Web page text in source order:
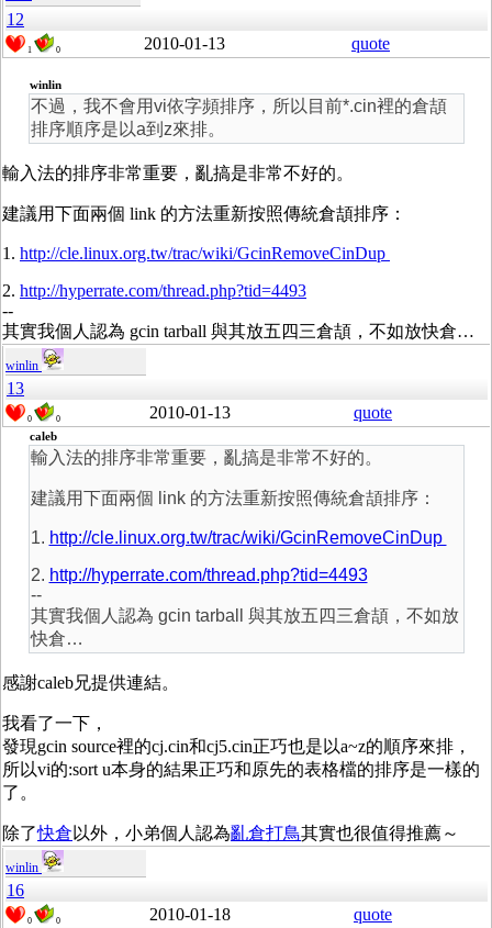
12
1 0 2010-01-13 quote
winlin
不過，我不會用vi依字頻排序，所以目前*.cin裡的倉頡
排序順序是以a到z來排。
輸入法的排序非常重要，亂搞是非常不好的。
建議用下面兩個 link 的方法重新按照傳統倉頡排序：
1. http://cle.linux.org.tw/trac/wiki/GcinRemoveCinDup
2. http://hyperrate.com/thread.php?tid=4493
--
其實我個人認為 gcin tarball 與其放五四三倉頡，不如放快倉…
winlin
13
0 0 2010-01-13 quote
caleb
輸入法的排序非常重要，亂搞是非常不好的。
建議用下面兩個 link 的方法重新按照傳統倉頡排序：
1. http://cle.linux.org.tw/trac/wiki/GcinRemoveCinDup
2. http://hyperrate.com/thread.php?tid=4493
--
其實我個人認為 gcin tarball 與其放五四三倉頡，不如放
快倉…
感謝caleb兄提供連結。
我看了一下，
發現gcin source裡的cj.cin和cj5.cin正巧也是以a~z的順序來排，
所以vi的:sort u本身的結果正巧和原先的表格檔的排序是一樣的
了。
除了快倉以外，小弟個人認為亂倉打鳥其實也很值得推薦～
winlin
16
0 0 2010-01-18 quote